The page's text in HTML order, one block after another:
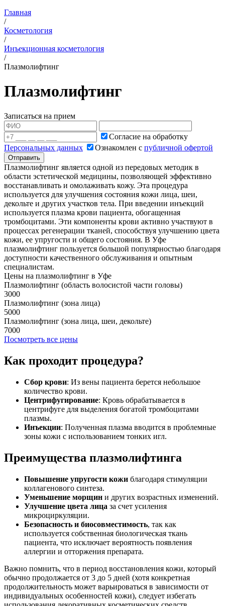
Главная
/
Косметология
/
Инъекционная косметология
/
Плазмолифтинг
Плазмолифтинг
Записаться на прием
Согласие на обработку
Персональных данных
Ознакомлен с публичной офертой
Отправить
Плазмолифтинг является одной из передовых методик в
области эстетической медицины, позволяющей эффективно
восстанавливать и омолаживать кожу. Эта процедура
используется для улучшения состояния кожи лица, шеи,
декольте и других участков тела. При введении инъекций
используется плазма крови пациента, обогащенная
тромбоцитами. Эти компоненты крови активно участвуют в
процессах регенерации тканей, способствуя улучшению цвета
кожи, ее упругости и общего состояния. В Уфе
плазмолифтинг пользуется большой популярностью благодаря
доступности качественного обслуживания и опытным
специалистам.
Цены на плазмолифтинг в Уфе
Плазмолифтинг (область волосистой части головы)
3000
Плазмолифтинг (зона лица)
5000
Плазмолифтинг (зона лица, шеи, декольте)
7000
Посмотреть все цены
Как проходит процедура?
Сбор крови: Из вены пациента берется небольшое
количество крови.
Центрифугирование: Кровь обрабатывается в
центрифуге для выделения богатой тромбоцитами
плазмы.
Инъекции: Полученная плазма вводится в проблемные
зоны кожи с использованием тонких игл.
Преимущества плазмолифтинга
Повышение упругости кожи благодаря стимуляции
коллагенового синтеза.
Уменьшение морщин и других возрастных изменений.
Улучшение цвета лица за счет усиления
микроциркуляции.
Безопасность и биосовместимость, так как
используется собственная биологическая ткань
пациента, что исключает вероятность появления
аллергии и отторжения препарата.
Важно помнить, что в период восстановления кожи, который
обычно продолжается от 3 до 5 дней (хотя конкретная
продолжительность может варьироваться в зависимости от
индивидуальных особенностей кожи), следует избегать